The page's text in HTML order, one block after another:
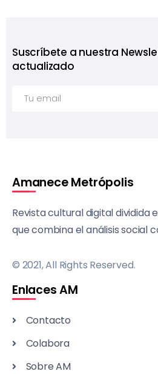
Suscríbete a nuestra
actualizado
Amanece Metrópolis
Revista cultural digital dividida
que combina el análisis social
© 2021, All Rights Reserved.
Enlaces AM
Contacto
Colabora
Sobre AM